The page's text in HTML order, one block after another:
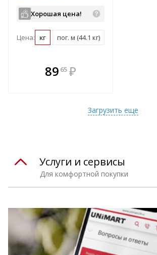
Хорошая цена!
Цена: кг пог. м (44.1 кг)
89 65 ₽
Загрузить еще
Для комфортной покупки
Услуги и сервисы